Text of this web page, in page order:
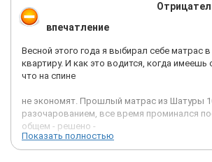
впечатление
Весной этого года я выбирал себе матрас
квартиру. И как это водится, когда
что на спине
не экономят. Прошлый матрас из Шатуры
разочарованием, все время проминался
общем - решено -
выбираем самый лучший матрас на рынке!
Показать полностью